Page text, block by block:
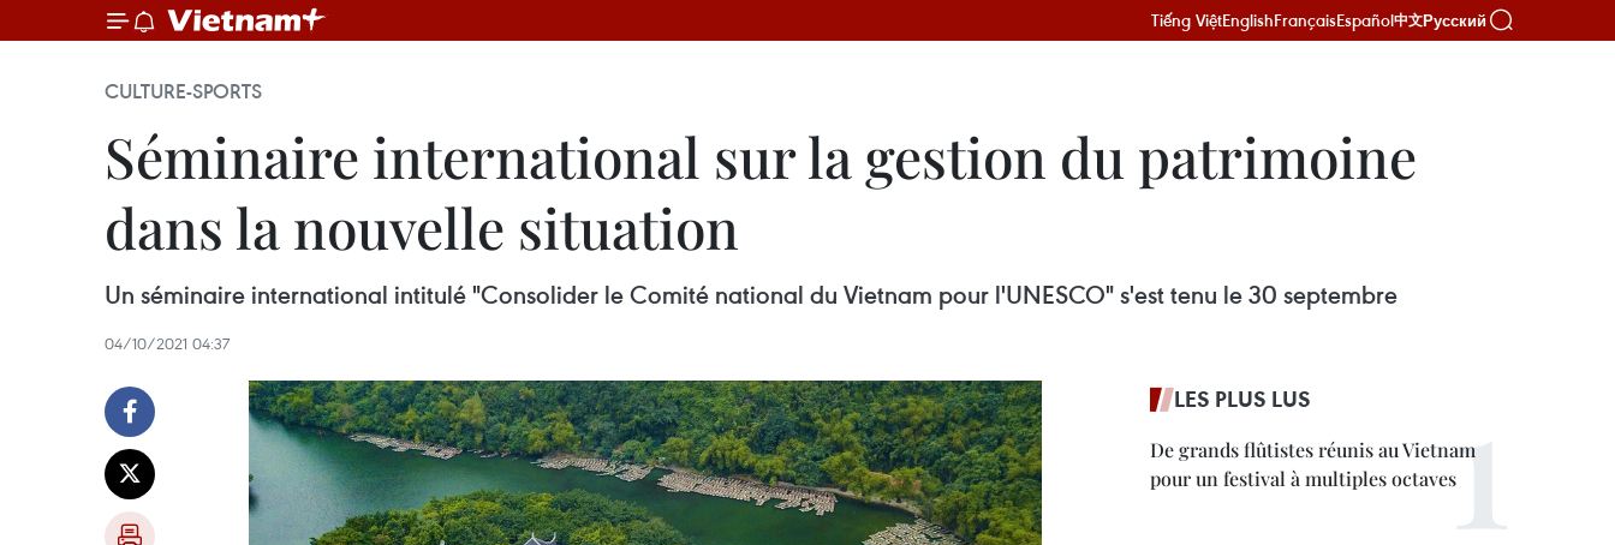
Tiếng ViệtEnglishFrançaisEspañol中文Русский
CULTURE-SPORTS
Séminaire international sur la gestion du patrimoine
dans la nouvelle situation
Un séminaire international intitulé "Consolider le Comité national du Vietnam pour l'UNESCO" s'est tenu le 30 septembre
04/10/2021 04:37
LES PLUS LUS
De grands flûtistes réunis au Vietnam
pour un festival à multiples octaves